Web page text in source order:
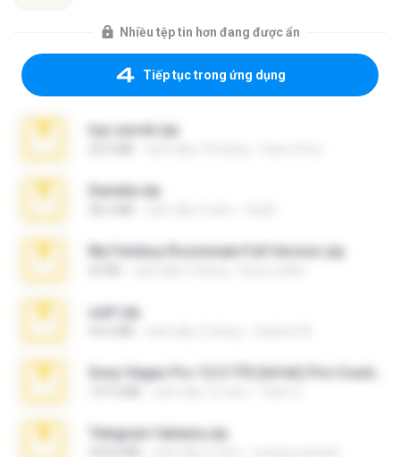
Nhiều tệp tin hơn đang được ẩn
Tiếp tục trong ứng dụng
top secret.zip
Daniela.zip
My Femboy Roommate Full Version.zip
ouh!.zip
Telegram fabiana.zip